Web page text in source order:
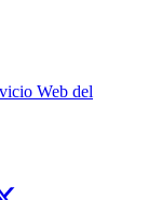
Web del